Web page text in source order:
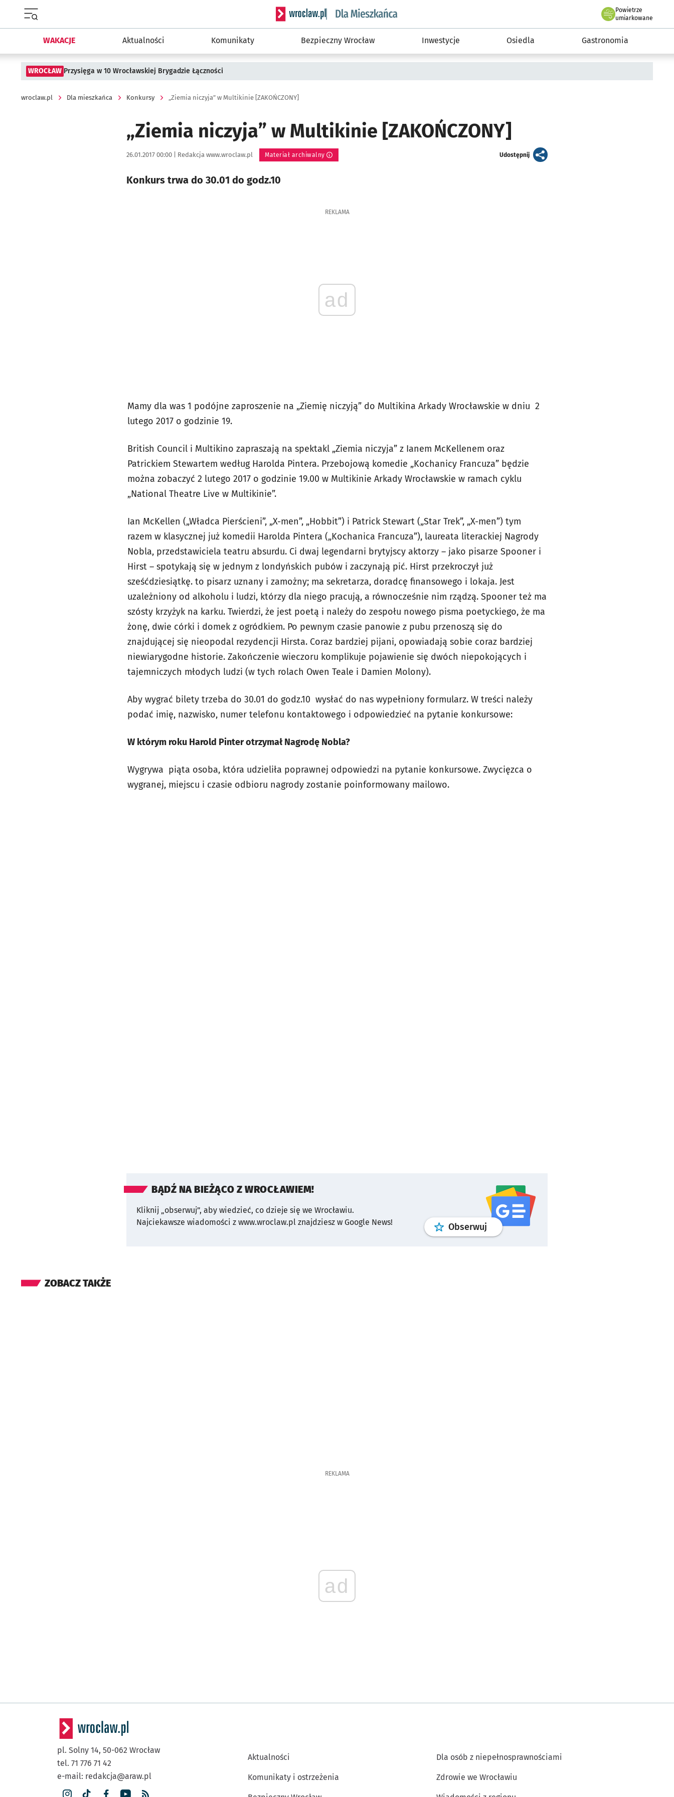
Serwis informacyjny wroclaw.pl podserwis: Dla mieszkańca
Powietrze
we Wrocławiu
umiarkowane
WAKACJE Aktualności Komunikaty Bezpieczny Wrocław Inwestycje Osiedla Gastronomia
WROCŁAW Przysięga w 10 Wrocławskiej Brygadzie Łączności
wroclaw.pl Dla mieszkańca Konkursy „Ziemia niczyja” w Multikinie [ZAKOŃCZONY]
„Ziemia niczyja” w Multikinie [ZAKOŃCZONY]
Data publikacji:
26.01.2017 00:00 | Autor:
Redakcja www.wroclaw.pl Materiał archiwalny Udostępnijartykuł
Konkurs trwa do 30.01 do godz.10
REKLAMA
ad
Mamy dla was 1 podójne zaproszenie na „Ziemię niczyją” do Multikina Arkady Wrocławskie w dniu 2
lutego 2017 o godzinie 19.
British Council i Multikino zapraszają na spektakl „Ziemia niczyja” z Ianem McKellenem oraz
Patrickiem Stewartem według Harolda Pintera. Przebojową komedie „Kochanicy Francuza” będzie
można zobaczyć 2 lutego 2017 o godzinie 19.00 w Multikinie Arkady Wrocławskie w ramach cyklu
„National Theatre Live w Multikinie”.
Ian McKellen („Władca Pierścieni”, „X-men”, „Hobbit”) i Patrick Stewart („Star Trek”, „X-men”) tym
razem w klasycznej już komedii Harolda Pintera („Kochanica Francuza”), laureata literackiej Nagrody
Nobla, przedstawiciela teatru absurdu. Ci dwaj legendarni brytyjscy aktorzy – jako pisarze Spooner i
Hirst – spotykają się w jednym z londyńskich pubów i zaczynają pić. Hirst przekroczył już
sześćdziesiątkę. to pisarz uznany i zamożny; ma sekretarza, doradcę finansowego i lokaja. Jest
uzależniony od alkoholu i ludzi, którzy dla niego pracują, a równocześnie nim rządzą. Spooner też ma
szósty krzyżyk na karku. Twierdzi, że jest poetą i należy do zespołu nowego pisma poetyckiego, że ma
żonę, dwie córki i domek z ogródkiem. Po pewnym czasie panowie z pubu przenoszą się do
znajdującej się nieopodal rezydencji Hirsta. Coraz bardziej pijani, opowiadają sobie coraz bardziej
niewiarygodne historie. Zakończenie wieczoru komplikuje pojawienie się dwóch niepokojących i
tajemniczych młodych ludzi (w tych rolach Owen Teale i Damien Molony).
Aby wygrać bilety trzeba do 30.01 do godz.10 wysłać do nas wypełniony formularz. W treści należy
podać imię, nazwisko, numer telefonu kontaktowego i odpowiedzieć na pytanie konkursowe:
W którym roku Harold Pinter otrzymał Nagrodę Nobla?
Wygrywa piąta osoba, która udzieliła poprawnej odpowiedzi na pytanie konkursowe. Zwycięzca o
wygranej, miejscu i czasie odbioru nagrody zostanie poinformowany mailowo.
BĄDŹ NA BIEŻĄCO Z WROCŁAWIEM!
Kliknij „obserwuj”, aby wiedzieć, co dzieje się we Wrocławiu.
Najciekawsze wiadomości z www.wroclaw.pl znajdziesz w Google News!
Obserwuj profilgoogle news
ZOBACZ TAKŻE
REKLAMA
ad
pl. Solny 14, 50-062 Wrocław
tel. 71 776 71 42
e-mail: redakcja@araw.pl
Aktualności
Komunikaty i ostrzeżenia
Dla osób z niepełnosprawnościami
Zdrowie we Wrocławiu